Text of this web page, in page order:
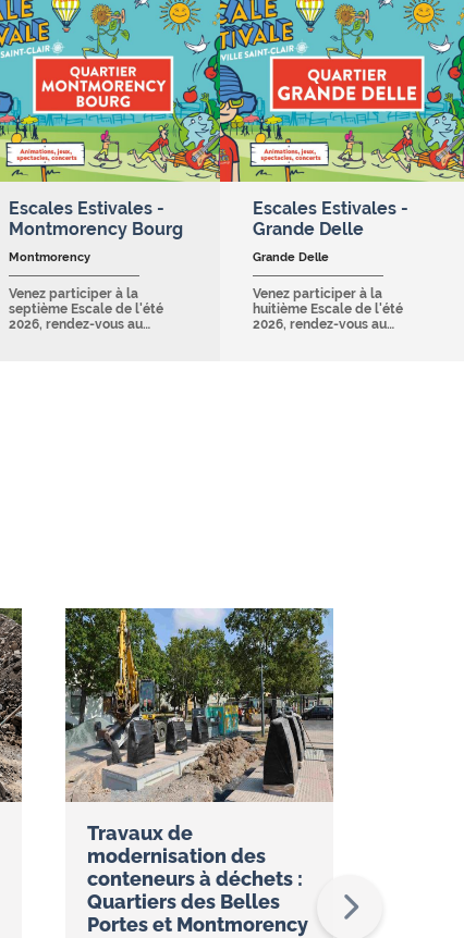
Escales Estivales -
Montmorency Bourg
Montmorency
Venez participer à la
septième Escale de l'été
2026, rendez-vous au…
Escales Estivales -
Grande Delle
Grande Delle
Venez participer à la
huitième Escale de l'été
2026, rendez-vous au…
Travaux de
modernisation des
conteneurs à déchets :
Quartiers des Belles
Portes et Montmorency